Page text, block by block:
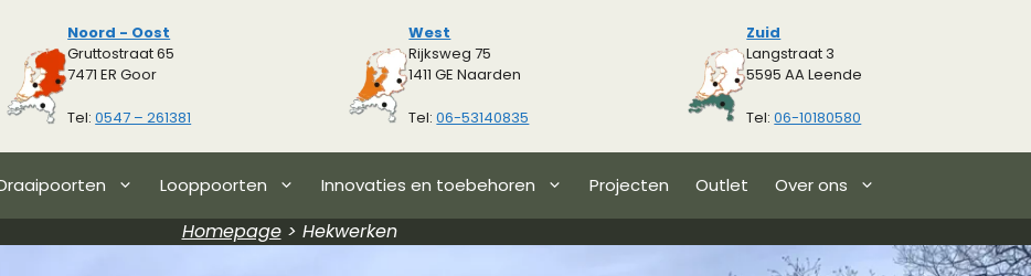
Noord - Oost
Gruttostraat 65
7471 ER Goor
Tel:0547 – 261381
West
Rijksweg 75
1411 GE Naarden
Tel:06-53140835
Zuid
Langstraat 3
5595 AA Leende
Tel:06-10180580
Looppoorten Innovaties en toebehoren Projecten Outlet Over ons
Homepage> Hekwerken